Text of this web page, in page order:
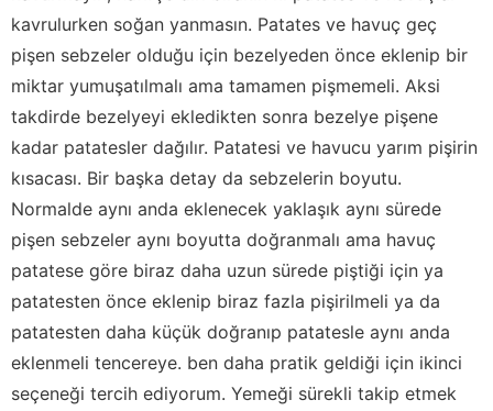
kavrulurken soğan yanmasın. Patates ve havuç geç
pişen sebzeler olduğu için bezelyeden önce eklenip bir
miktar yumuşatılmalı ama tamamen pişmemeli. Aksi
takdirde bezelyeyi ekledikten sonra bezelye pişene
kadar patatesler dağılır. Patatesi ve havucu yarım pişirin
kısacası. Bir başka detay da sebzelerin boyutu.
Normalde aynı anda eklenecek yaklaşık aynı sürede
pişen sebzeler aynı boyutta doğranmalı ama havuç
patatese göre biraz daha uzun sürede piştiği için ya
patatesten önce eklenip biraz fazla pişirilmeli ya da
patatesten daha küçük doğranıp patatesle aynı anda
eklenmeli tencereye. ben daha pratik geldiği için ikinci
seçeneği tercih ediyorum. Yemeği sürekli takip etmek